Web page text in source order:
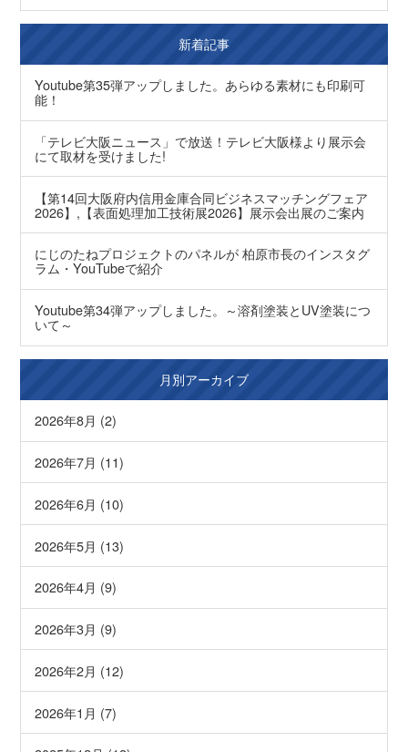
新着記事
Youtube第35弾アップしました。あらゆる素材にも印刷可
能！
「テレビ大阪ニュース」で放送！テレビ大阪様より展示会
にて取材を受けました!
【第14回大阪府内信用金庫合同ビジネスマッチングフェア
2026】,【表面処理加工技術展2026】展示会出展のご案内
にじのたねプロジェクトのパネルが 柏原市長のインスタグ
ラム・YouTubeで紹介
Youtube第34弾アップしました。～溶剤塗装とUV塗装につ
いて～
月別アーカイブ
2026年8月 (2)
2026年7月 (11)
2026年6月 (10)
2026年5月 (13)
2026年4月 (9)
2026年3月 (9)
2026年2月 (12)
2026年1月 (7)